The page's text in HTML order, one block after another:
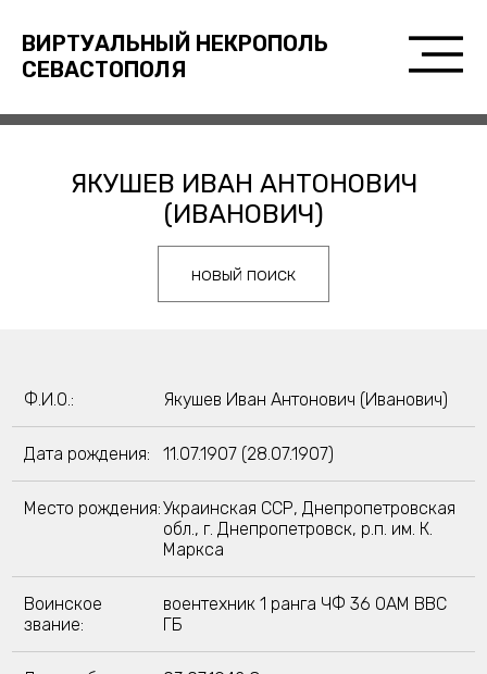
ВИРТУАЛЬНЫЙ НЕКРОПОЛЬ
СЕВАСТОПОЛЯ
ЯКУШЕВ ИВАН АНТОНОВИЧ
(ИВАНОВИЧ)
новый поиск
Ф.И.О.: Якушев Иван Антонович (Иванович)
Дата рождения: 11.07.1907 (28.07.1907)
Место рождения:Украинская ССР, Днепропетровская
обл., г. Днепропетровск, р.п. им. К.
Маркса
Воинское
звание:
воентехник 1 ранга ЧФ 36 ОАМ ВВС
ГБ